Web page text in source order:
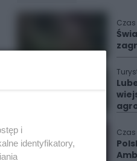
i
identyfikatory,